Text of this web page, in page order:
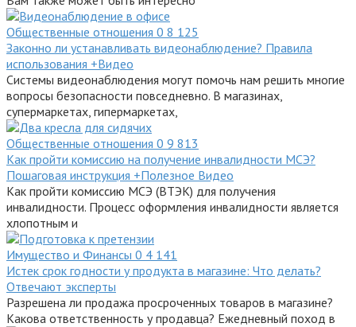
Общественные отношения 0 8 125
Законно ли устанавливать видеонаблюдение? Правила
использования +Видео
Системы видеонаблюдения могут помочь нам решить многие
вопросы безопасности повседневно. В магазинах,
супермаркетах, гипермаркетах,
Общественные отношения 0 9 813
Как пройти комиссию на получение инвалидности МСЭ?
Пошаговая инструкция +Полезное Видео
Как пройти комиссию МСЭ (ВТЭК) для получения
инвалидности. Процесс оформления инвалидности является
хлопотным и
Имущество и Финансы 0 4 141
Истек срок годности у продукта в магазине: Что делать?
Отвечают эксперты
Разрешена ли продажа просроченных товаров в магазине?
Какова ответственность у продавца? Ежедневный поход в